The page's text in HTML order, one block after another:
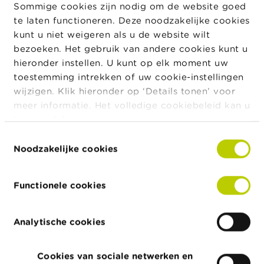
Sommige cookies zijn nodig om de website goed
te laten functioneren. Deze noodzakelijke cookies
kunt u niet weigeren als u de website wilt
bezoeken. Het gebruik van andere cookies kunt u
hieronder instellen. U kunt op elk moment uw
toestemming intrekken of uw cookie-instellingen
wijzigen. Klik hieronder op ‘Details tonen’ voor
meer informatie. Het volledige cookiebeleid kan u
hierraadplegen.
Noodzakelijke cookies
Functionele cookies
Analytische cookies
Cookies van sociale netwerken en
Er zijn evenwel bepaalde entiteiten die uitdrukkelijk
kunnen kiezen voor het statuut van GVBF, ook al zijn
zijgeen AICBin de zin van de AICB-richtlijn, m.n.:
de beleggingsinstellingen die slechts één
deelnemer tellen;
de in artikel 2, lid 3 van Richtlijn 2011/61/EU
de AICB's die geen beheervennootschap hebben
aangesteld en onder toepassing vallen van artikel
de entiteiten die als investeringsvehikel dienen en
waarin de aandeelhouders, als collectief, een
zeggenschap hebben.
De vraag rees dan ook of de rechten van deelneming